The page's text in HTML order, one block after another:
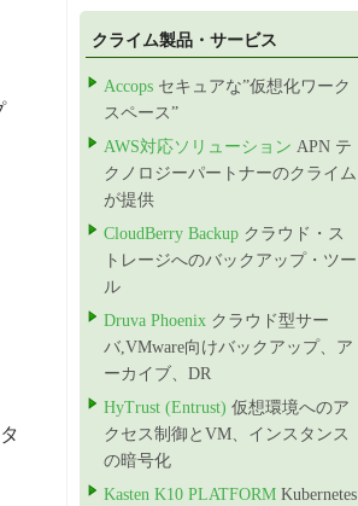
クライム製品・サービス
Accops セキュアな”仮想化ワーク
スペース”
AWS対応ソリューション APN テ
クノロジーパートナーのクライム
が提供
CloudBerry Backup クラウド・ス
トレージへのバックアップ・ツー
ル
Druva Phoenix クラウド型サー
バ,VMware向けバックアップ、ア
ーカイブ、DR
HyTrust (Entrust) 仮想環境へのア
クセス制御とVM、インスタンス
の暗号化
Kasten K10 PLATFORM Kubernetes